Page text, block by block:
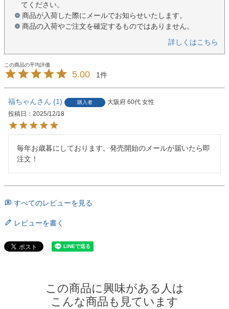
てください。
商品が入荷した際にメールでお知らせいたします。
商品の入荷やご注文を確定するものではありません。
詳しくはこちら
5.00 1
福ちゃん 1 購入者 大阪府 60代 女性
投稿日
2025/12/18
毎年お歳暮にしております。発売開始のメールが届いたら即
注文！
すべてのレビューを見る
レビューを書く
この商品に興味がある人は
こんな商品も見ています